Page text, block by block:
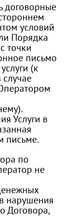
договорные
условий
Порядка
точки
письмо
(к
случае
Услуги в
письме.
по
не
нарушения
Договора,